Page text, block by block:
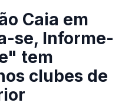
Caia em
se, Informe-
tem
clubes de